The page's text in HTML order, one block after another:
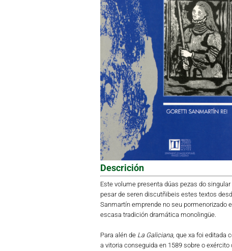
Descrición
Este volume presenta dúas pezas do singular
pesar de seren discutñibeis estes textos
Sanmartín emprende no seu pormenorizado
escasa tradición dramática monolingüe.
Para alén de La Galiciana, que xa foi editada
a vitoria conseguida en 1589 sobre o